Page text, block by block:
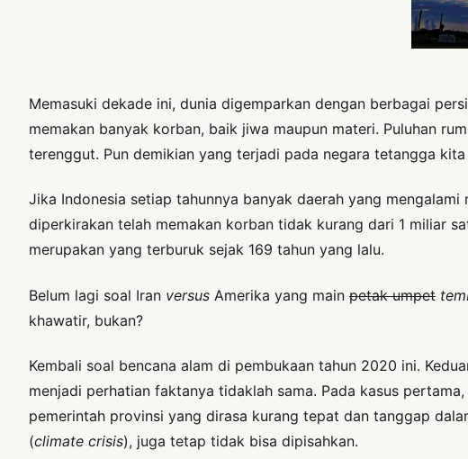
Memasuki dekade ini, dunia digemparkan dengan berbagai
memakan banyak korban, baik jiwa maupun materi. Puluhan
terenggut. Pun demikian yang terjadi pada negara tetangga
Jika Indonesia setiap tahunnya banyak daerah yang
diperkirakan telah memakan korban tidak kurang dari 1 miliar
merupakan yang terburuk sejak 169 tahun yang lalu.
Belum lagi soal Iran versus Amerika yang main petak umpet
khawatir, bukan?
Kembali soal bencana alam di pembukaan tahun 2020 ini.
menjadi perhatian faktanya tidaklah sama. Pada kasus
pemerintah provinsi yang dirasa kurang tepat dan tanggap
(climate crisis), juga tetap tidak bisa dipisahkan.